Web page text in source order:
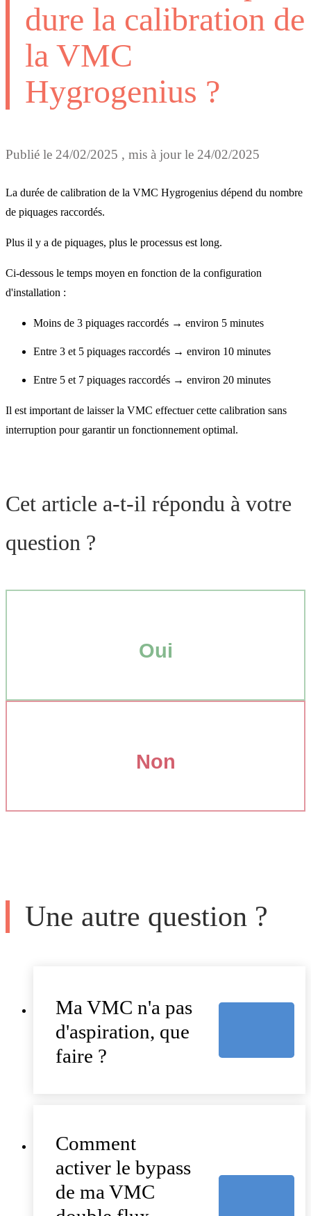
dure la calibration de
la VMC
Hygrogenius ?
Publié le 24/02/2025 , mis à jour le 24/02/2025
La durée de calibration de la VMC Hygrogenius dépend du nombre
de piquages raccordés.
Plus il y a de piquages, plus le processus est long.
Ci-dessous le temps moyen en fonction de la configuration
d'installation :
Moins de 3 piquages raccordés → environ 5 minutes
Entre 3 et 5 piquages raccordés → environ 10 minutes
Entre 5 et 7 piquages raccordés → environ 20 minutes
Il est important de laisser la VMC effectuer cette calibration sans
interruption pour garantir un fonctionnement optimal.
Cet article a-t-il répondu à votre
question ?
Oui
Non
Une autre question ?
Ma VMC n'a pas
d'aspiration, que
faire ?
Comment
activer le bypass
de ma VMC